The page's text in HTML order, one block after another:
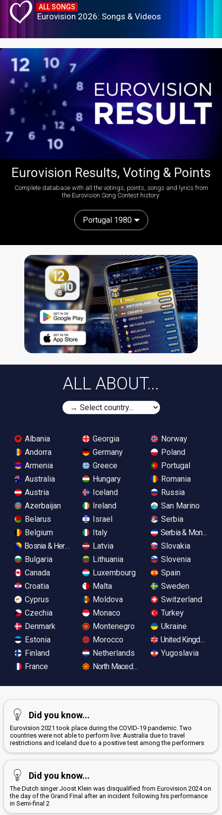
ALL SONGS
Eurovision 2026: Songs & Videos
Eurovision Results, Voting & Points
Complete database with all the votings, points, songs and lyrics from
the Eurovision Song Contest history:
Portugal 1980
ALL ABOUT...
Albania
Andorra
Armenia
Australia
Austria
Azerbaijan
Belarus
Belgium
Bosnia & Herzegovina
Bulgaria
Canada
Croatia
Cyprus
Czechia
Denmark
Estonia
Finland
France
Georgia
Germany
Greece
Hungary
Iceland
Ireland
Israel
Italy
Latvia
Lithuania
Luxembourg
Malta
Moldova
Monaco
Montenegro
Morocco
Netherlands
North Macedonia
Norway
Poland
Portugal
Romania
Russia
San Marino
Serbia
Serbia &
Slovakia
Slovenia
Spain
Sweden
Switzerland
Turkey
Ukraine
United Kingdom
Yugoslavia
Did you know...
Eurovision 2021 took place during the COVID-19 pandemic. Two
countries were not able to perform live: Australia due to travel
restrictions and Iceland due to a positive test among the performers
Did you know...
The Dutch singer Joost Klein was disqualified from Eurovision 2024 on
the day of the Grand Final after an incident following his performance
in Semi-final 2